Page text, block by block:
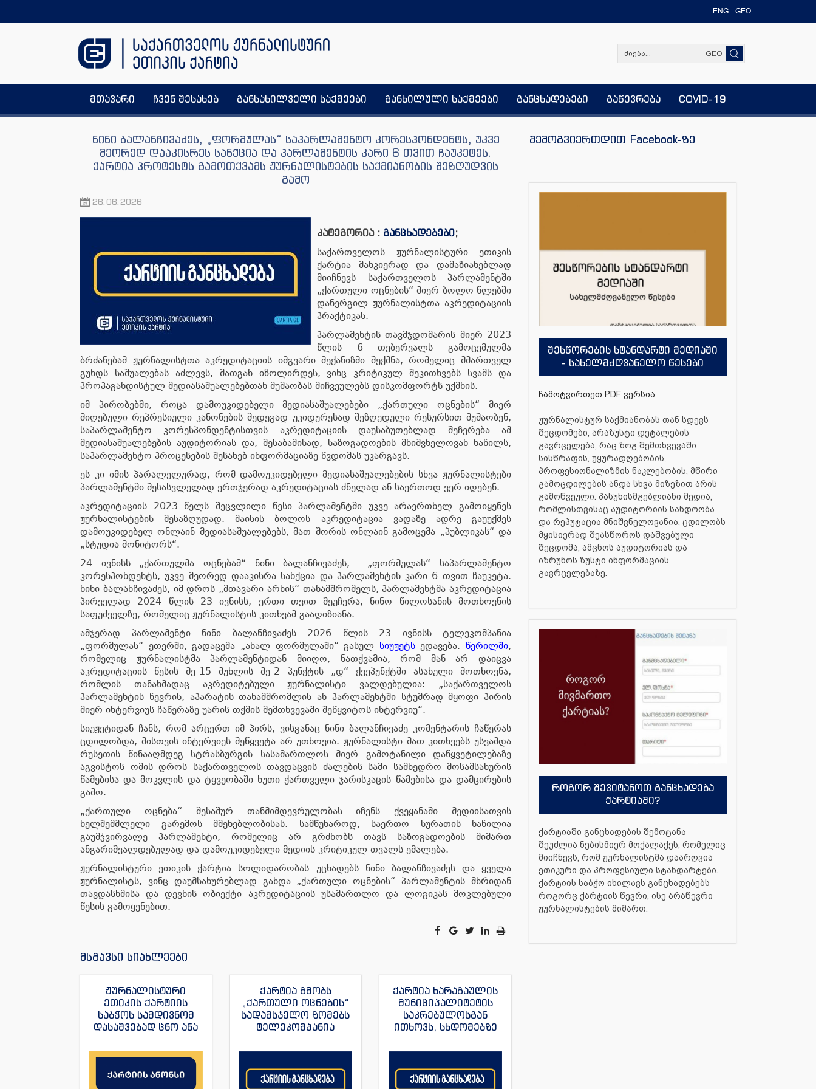
ENG GEO
GEO
მთავარი ჩვენ შესახებ განსახილველი საქმეები განხილული საქმეები განცხადებები გაწევრება COVID-19
ნინი ბალანჩივაძეს, „ფორმულას“ საპარლამენტო კორესპონდენტს, უკვე
მეორედ დააკისრეს სანქცია და პარლამენტის კარი 6 თვით ჩაუკეტეს.
ქარტია პროტესტს გამოთქვამს ჟურნალისტების საქმიანობის შეზღუდვის
გამო
26.06.2026
კატეგორია : განცხადებები;
საქართველოს ჟურნალისტური ეთიკის
ქარტია მანკიერად და დამაზიანებლად
მიიჩნევს საქართველოს პარლამენტში
„ქართული ოცნების“ მიერ ბოლო წლებში
დანერგილ ჟურნალისტთა აკრედიტაციის
პრაქტიკას.
პარლამენტის თავმჯდომარის მიერ 2023
წლის 6 თებერვალს გამოცემულმა
ბრძანებამ ჟურნალისტთა აკრედიტაციის იმგვარი მექანიზმი შექმნა, რომელიც მმართველ
გუნდს საშუალებას აძლევს, მათგან იზოლირდეს, ვინც კრიტიკულ შეკითხვებს სვამს და
პროპაგანდისტულ მედიასაშუალებებთან მუშაობას მიჩვეულებს დისკომფორტს უქმნის.
იმ პირობებში, როცა დამოუკიდებელი მედიასაშუალებები „ქართული ოცნების“ მიერ
მიღებული რეპრესიული კანონების შედეგად უკიდურესად შეზღუდული რესურსით მუშაობენ,
საპარლამენტო კორესპონდენტისთვის აკრედიტაციის დაუსაბუთებლად შეჩერება ამ
მედიასაშუალებების აუდიტორიას და, შესაბამისად, საზოგადოების მნიშვნელოვან ნაწილს,
საპარლამენტო პროცესების შესახებ ინფორმაციაზე წვდომას უკარგავს.
ეს კი იმის პარალელურად, რომ დამოუკიდებელი მედიასაშუალებების სხვა ჟურნალისტები
პარლამენტში შესასვლელად ერთჯერად აკრედიტაციას ძნელად ან საერთოდ ვერ იღებენ.
აკრედიტაციის 2023 წელს შეცვლილი წესი პარლამენტში უკვე არაერთხელ გამოიყენეს
ჟურნალისტების შესაზღუდად. მაისის ბოლოს აკრედიტაცია ვადაზე ადრე გაუუქმეს
დამოუკიდებელ ონლაინ მედიასაშუალებებს, მათ შორის ონლაინ გამოცემა „პუბლიკას“ და
„სტუდია მონიტორს“.
24 ივნისს „ქართულმა ოცნებამ“ ნინი ბალანჩივაძეს, „ფორმულას“ საპარლამენტო
კორესპონდენტს, უკვე მეორედ დააკისრა სანქცია და პარლამენტის კარი 6 თვით ჩაუკეტა.
ნინი ბალანჩივაძეს, იმ დროს „მთავარი არხის“ თანამშრომელს, პარლამენტმა აკრედიტაცია
პირველად 2024 წლის 23 ივნისს, ერთი თვით შეუჩერა, ნინო წილოსანის მოთხოვნის
საფუძველზე, რომელიც ჟურნალისტის კითხვამ გააღიზიანა.
ამჯერად პარლამენტი ნინი ბალანჩივაძეს 2026 წლის 23 ივნისს ტელეკომპანია
„ფორმულას“ ეთერში, გადაცემა „ახალ ფორმულაში“ გასულ სიუჟეტსედავება. წერილში,
რომელიც ჟურნალისტმა პარლამენტიდან მიიღო, ნათქვამია, რომ მან არ დაიცვა
აკრედიტაციის წესის მე-15 მუხლის მე-2 პუნქტის „დ“ ქვეპუნქტში ასახული მოთხოვნა,
რომლის თანახმადაც აკრედიტებული ჟურნალისტი ვალდებულია: „საქართველოს
პარლამენტის წევრის, აპარატის თანამშრომლის ან პარლამენტში სტუმრად მყოფი პირის
მიერ ინტერვიუს ჩაწერაზე უარის თქმის შემთხვევაში შეწყვიტოს ინტერვიუ“.
სიუჟეტიდან ჩანს, რომ არცერთ იმ პირს, ვისგანაც ნინი ბალანჩივაძე კომენტარის ჩაწერას
ცდილობდა, მისთვის ინტერვიუს შეწყვეტა არ უთხოვია. ჟურნალისტი მათ კითხვებს უსვამდა
რუსეთის წინააღმდეგ სტრასბურგის სასამართლოს მიერ გამოტანილი დაწყვეტილებაზე
აგვისტოს ომის დროს საქართველოს თავდაცვის ძალების სამი სამხედრო მოსამსახურის
წამებისა და მოკვლის და ტყვეობაში ხუთი ქართველი ჯარისკაცის წამებისა და დამცირების
გამო.
„ქართული ოცნება“ შესაშურ თანმიმდევრულობას იჩენს ქვეყანაში მედიისათვის
ხელშემშლელი გარემოს მშენებლობისას. სამწუხაროდ, საერთო სურათის ნაწილია
გაუმჭვირვალე პარლამენტი, რომელიც არ გრძნობს თავს საზოგადოების მიმართ
ანგარიშვალდებულად და დამოუკიდებელი მედიის კრიტიკულ თვალს ემალება.
ჟურნალისტური ეთიკის ქარტია სოლიდარობას უცხადებს ნინი ბალანჩივაძეს და ყველა
ჟურნალისტს, ვინც დაუმსახურებლად გახდა „ქართული ოცნების“ პარლამენტის მხრიდან
თავდასხმისა და დევნის ობიექტი აკრედიტაციის უსამართლო და ლოგიკას მოკლებული
წესის გამოყენებით.
მსგავსი სიახლეები
ჟურნალისტური
ეთიკის ქარტიის
საბჭოს სამდივნომ
დასაშვებად ცნო ანა
განცხადება “ტვ
ჟურნალისტის მაკა
ქარტია გმობს
„ქართული ოცნების“
სადამსჯელო ზომებს
ტელეკომპანია
სანაიას და მისი სხვა
მიმართ
ქარტია ხარაგაულის
მუნიციპალიტეტის
საკრებულოსგან
ითხოვს, სხდომებზე
ჟურნალისტებს
პირობები შეუქმნას
შემოგვიერთდით Facebook-ზე
შესწორების სტანდარტი მედიაში
- სახელმძღვანელო წესები
ჩამოტვირთეთ PDF ვერსია
ჟურნალისტურ საქმიანობას თან სდევს
შეცდომები, არაზუსტი დეტალების
გავრცელება, რაც ზოგ შემთხვევაში
სისწრაფის, უყურადღებობის,
პროფესიონალიზმის ნაკლებობის, მწირი
გამოცდილების ანდა სხვა მიზეზით არის
გამოწვეული. პასუხისმგებლიანი მედია,
რომლისთვისაც აუდიტორიის სანდოობა
და რეპუტაცია მნიშვნელოვანია, ცდილობს
მყისიერად შეასწოროს დაშვებული
შეცდომა, ამცნოს აუდიტორიას და
იზრუნოს ზუსტი ინფორმაციის
გავრცელებაზე.
როგორ შევიტანოთ განცხადება
ქარტიაში?
ქარტიაში განცხადების შემოტანა
შეუძლია ნებისმიერ მოქალაქეს, რომელიც
მიიჩნევს, რომ ჟურნალისტმა დაარღვია
ეთიკური და პროფესიული სტანდარტები.
ქარტიის საბჭო იხილავს განცხადებებს
როგორც ქარტიის წევრი, ისე არაწევრი
ჟურნალისტების მიმართ.